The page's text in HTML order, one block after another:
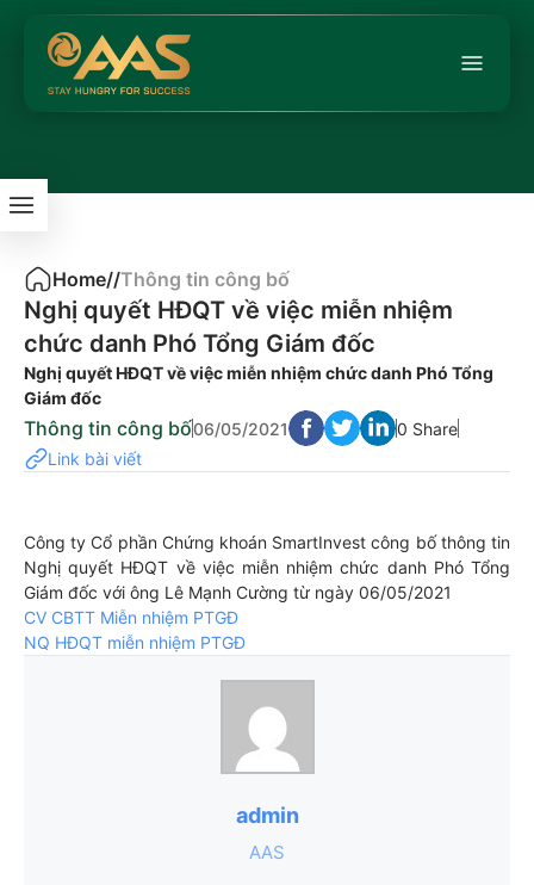
Home//Thông tin công bố
Nghị quyết HĐQT về việc miễn nhiệm
chức danh Phó Tổng Giám đốc
Nghị quyết HĐQT về việc miễn nhiệm chức danh Phó Tổng
Giám đốc
Thông tin công bố06/05/2021
0 Share
Link bài viết
Công ty Cổ phần Chứng khoán SmartInvest công bố thông tin
Nghị quyết HĐQT về việc miễn nhiệm chức danh Phó Tổng
Giám đốc với ông Lê Mạnh Cường từ ngày 06/05/2021
CV CBTT Miễn nhiệm PTGĐ
NQ HĐQT miễn nhiệm PTGĐ
admin
AAS